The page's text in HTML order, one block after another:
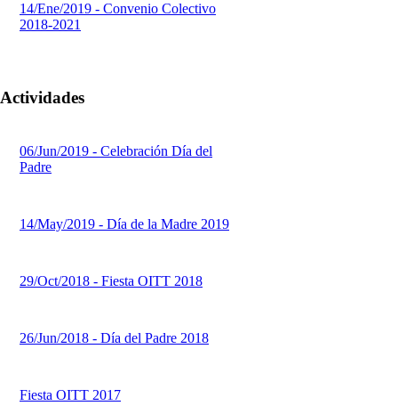
14/Ene/2019 - Convenio Colectivo
2018-2021
Actividades
06/Jun/2019 - Celebración Día del
Padre
14/May/2019 - Día de la Madre 2019
29/Oct/2018 - Fiesta OITT 2018
26/Jun/2018 - Día del Padre 2018
Fiesta OITT 2017